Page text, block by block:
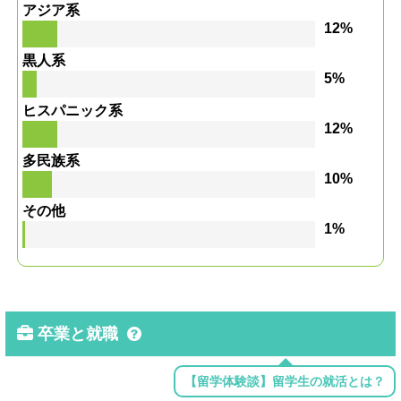
アジア系
12%
黒人系
5%
ヒスパニック系
12%
多民族系
10%
その他
1%
卒業と就職
【留学体験談】留学生の就活とは？